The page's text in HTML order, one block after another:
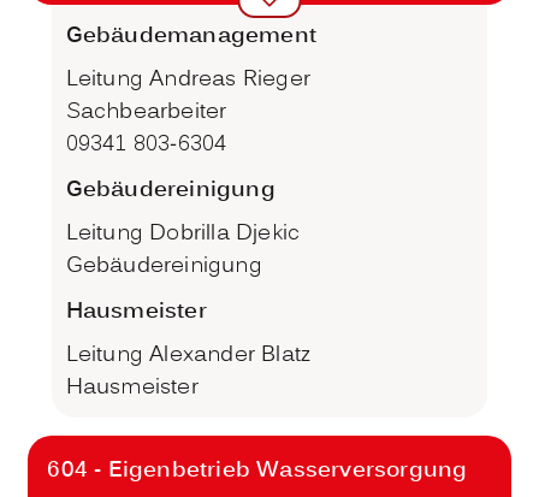
Gebäudemanagement
Leitung Andreas Rieger
Sachbearbeiter
09341 803-6304
Gebäudereinigung
Leitung Dobrilla Djekic
Gebäudereinigung
Hausmeister
Leitung Alexander Blatz
Hausmeister
604 - Eigenbetrieb Wasserversorgung